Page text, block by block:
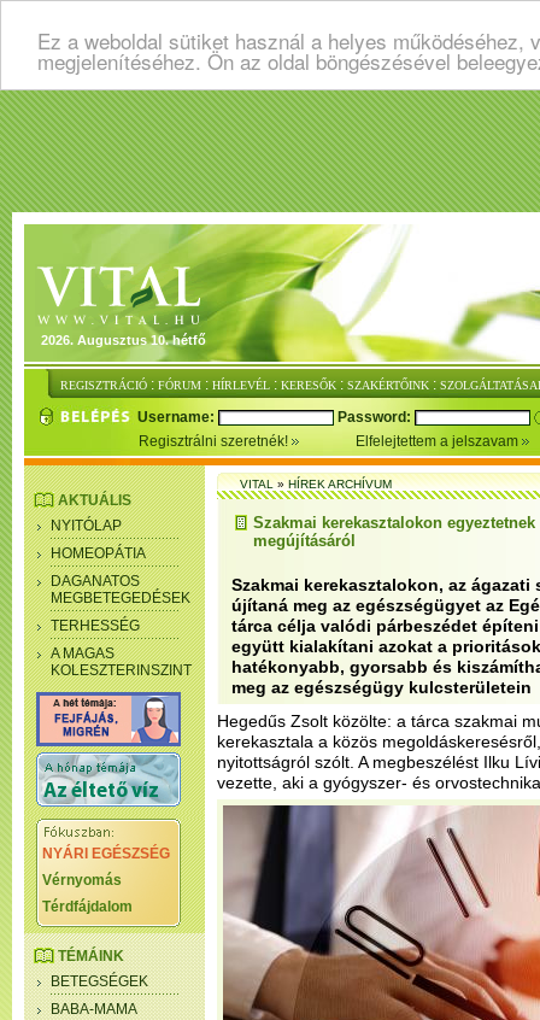
Ez a weboldal sütiket használ a helyes
megjelenítéséhez. Ön az oldal böngészésével
2026. Augusztus 10. hétfő
REGISZTRÁCIÓ : FÓRUM : HÍRLEVÉL : KERESŐK : SZAKÉRTŐINK :
Username:
Password:
Regisztrálni szeretnék!
Elfelejtettem a jelszavam
AKTUÁLIS
NYITÓLAP
HOMEOPÁTIA
DAGANATOS
MEGBETEGEDÉSEK
TERHESSÉG
A MAGAS
KOLESZTERINSZINT
NYÁRI EGÉSZSÉG
Vérnyomás
Térdfájdalom
TÉMÁINK
BETEGSÉGEK
BABA-MAMA
VITAL»HÍREK ARCHÍVUM
Szakmai kerekasztalokon
megújításáról
Szakmai kerekasztalokon, az
újítaná meg az egészségügyet az
tárca célja valódi párbeszédet
együtt kialakítani azokat a
hatékonyabb, gyorsabb és
meg az egészségügy kulcsterületein
Hegedűs Zsolt közölte: a tárca szakmai
kerekasztala a közös
nyitottságról szólt. A megbeszélést Ilku
vezette, aki a gyógyszer- és